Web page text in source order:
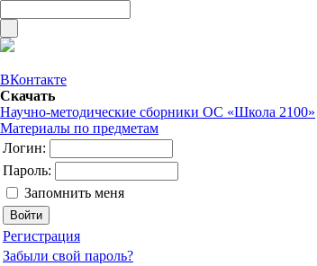
ВКонтакте
Скачать
Научно-методические сборники ОС «Школа 2100»
Материалы по предметам
Логин:
Пароль:
Запомнить меня
Регистрация
Забыли свой пароль?